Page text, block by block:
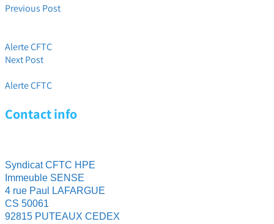
Previous Post
Alerte CFTC
Next Post
Alerte CFTC
Contact info
Syndicat CFTC HPE
Immeuble SENSE
4 rue Paul LAFARGUE
CS 50061
92815 PUTEAUX CEDEX